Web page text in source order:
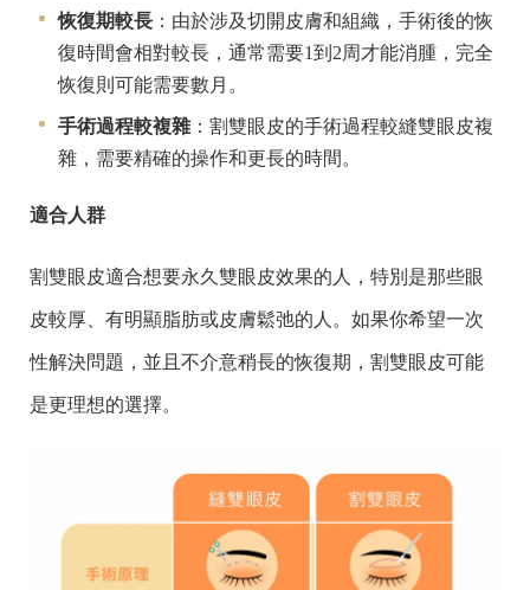
恢復期較長 ：由於涉及切開皮膚和組織，手術後的恢
復時間會相對較長，通常需要1到2周才能消腫，完全
恢復則可能需要數月。
手術過程較複雜：割雙眼皮的手術過程較縫雙眼皮複
雜，需要精確的操作和更長的時間。
適合人群
割雙眼皮適合想要永久雙眼皮效果的人，特別是那些眼
皮較厚、有明顯脂肪或皮膚鬆弛的人。如果你希望一次
性解決問題，並且不介意稍長的恢復期，割雙眼皮可能
是更理想的選擇。